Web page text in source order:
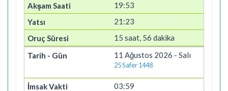
19:53
21:23
15 saat, 56 dakika
11 Ağustos 2026 - Salı
25 Safer 1448
03:59